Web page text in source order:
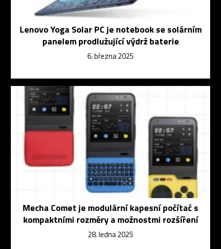
Lenovo Yoga Solar PC je notebook se solárním
panelem prodlužující výdrž baterie
6. března 2025
Mecha Comet je modulární kapesní počítač s
kompaktními rozměry a možnostmi rozšíření
28. ledna 2025